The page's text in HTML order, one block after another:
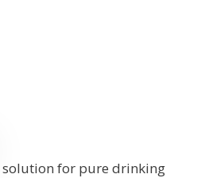
solution for pure drinking